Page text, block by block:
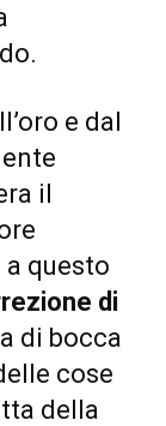
e dal
il
questo
di
di bocca
cose
della